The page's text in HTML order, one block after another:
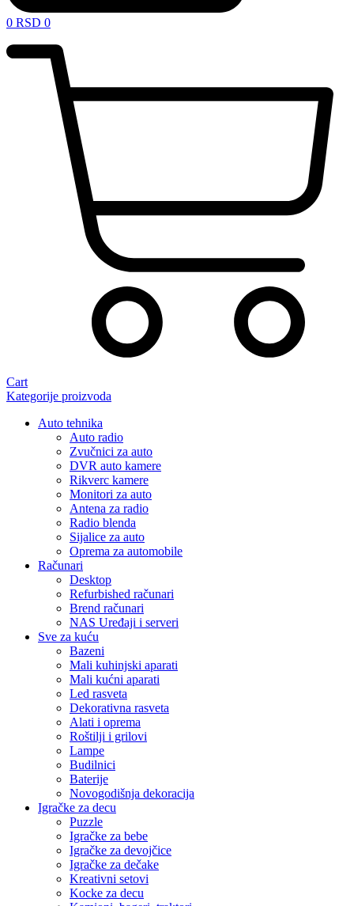
0 RSD 0
Cart
Kategorije proizvoda
Auto tehnika
Auto radio
Zvučnici za auto
DVR auto kamere
Rikverc kamere
Monitori za auto
Antena za radio
Radio blenda
Sijalice za auto
Oprema za automobile
Računari
Desktop
Refurbished računari
Brend računari
NAS Uređaji i serveri
Sve za kuću
Bazeni
Mali kuhinjski aparati
Mali kućni aparati
Led rasveta
Dekorativna rasveta
Alati i oprema
Roštilji i grilovi
Lampe
Budilnici
Baterije
Novogodišnja dekoracija
Igračke za decu
Puzzle
Igračke za bebe
Igračke za devojčice
Igračke za dečake
Kreativni setovi
Kocke za decu